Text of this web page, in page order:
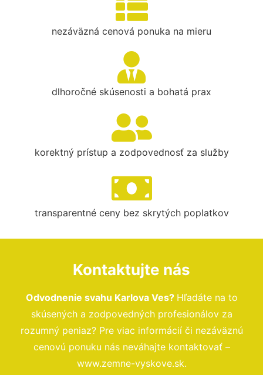
nezáväzná cenová ponuka na mieru
dlhoročné skúsenosti a bohatá prax
korektný prístup a zodpovednosť za služby
transparentné ceny bez skrytých poplatkov
Kontaktujte nás
Odvodnenie svahu Karlova Ves? Hľadáte na to
skúsených a zodpovedných profesionálov za
rozumný peniaz? Pre viac informácií či nezáväznú
cenovú ponuku nás neváhajte kontaktovať –
www.zemne-vyskove.sk.